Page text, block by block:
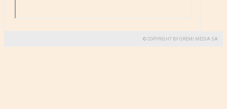
© COPYRIGHT BY GREMI MEDIA SA